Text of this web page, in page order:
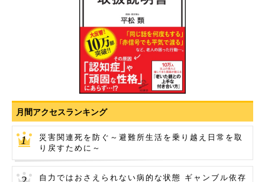
月間アクセスランキング
災害関連死を防ぐ～避難所生活を乗り越え日常を取
り戻すために～
自力ではおさえられない病的な状態 ギャンブル依存